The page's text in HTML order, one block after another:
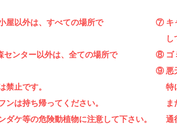
屋以外は、すべての場所で
ンター以外は、全ての場所で
止です。
は持ち帰ってください。
ケ等の危険動植物に注意して下さい。
⑦ キ
し
⑧ ゴ
⑨ 悪
特
ま
通